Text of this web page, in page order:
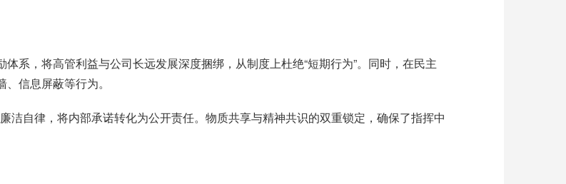
体系，将高管利益与公司长远发展深度捆绑，从制度上杜绝“短期行为”。同时，在民主
信息屏蔽等行为。
洁自律，将内部承诺转化为公开责任。物质共享与精神共识的双重锁定，确保了指挥中